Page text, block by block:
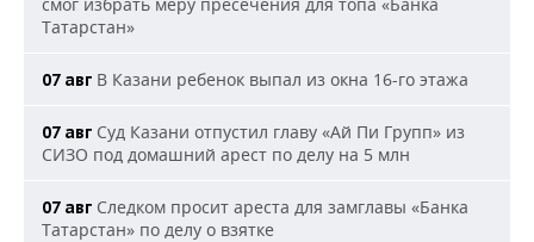
Татарстан»
07 авг В Казани ребенок выпал из окна 16-го этажа
07 авг Суд Казани отпустил главу «Ай Пи Групп» из
СИЗО под домашний арест по делу на 5 млн
07 авг Следком просит ареста для замглавы «Банка
Татарстан» по делу о взятке